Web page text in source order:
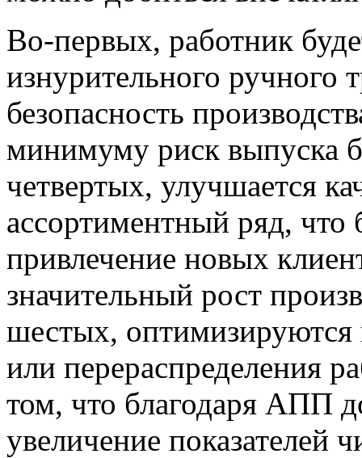
Во-первых, работник
изнурительного ручного
безопасность
минимуму риск выпуска
четвертых, улучшается
ассортиментный ряд, что
привлечение новых
значительный рост
шестых, оптимизируются
или перераспределения
том, что благодаря АПП
увеличение показателей